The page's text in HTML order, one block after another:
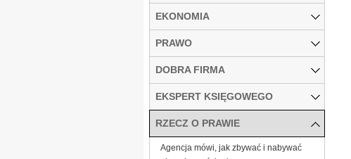
EKONOMIA
PRAWO
DOBRA FIRMA
EKSPERT KSIĘGOWEGO
RZECZ O PRAWIE
Agencja mówi, jak zbywać i nabywać